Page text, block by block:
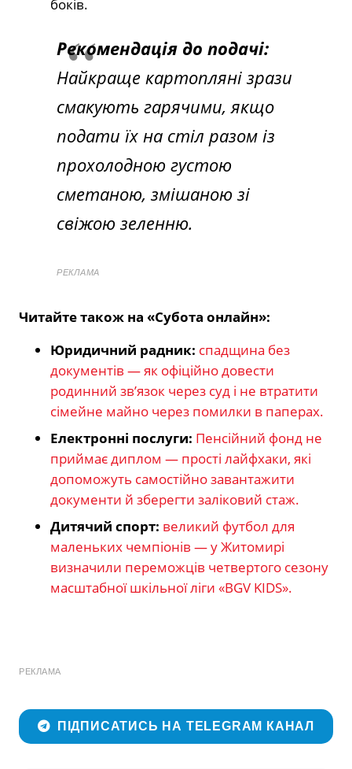
боків.
Рекомендація до подачі:
Найкраще картопляні зрази
смакують гарячими, якщо
подати їх на стіл разом із
прохолодною густою
сметаною, змішаною зі
свіжою зеленню.
РЕКЛАМА
Читайте також на «Субота онлайн»:
Юридичний радник: спадщина без
документів — як офіційно довести
родинний зв’язок через суд і не втратити
сімейне майно через помилки в паперах.
Електронні послуги: Пенсійний фонд не
приймає диплом — прості лайфхаки, які
допоможуть самостійно завантажити
документи й зберегти заліковий стаж.
Дитячий спорт: великий футбол для
маленьких чемпіонів — у Житомирі
визначили переможців четвертого сезону
масштабної шкільної ліги «BGV KIDS».
РЕКЛАМА
ПІДПИСАТИСЬ НА TELEGRAM КАНАЛ